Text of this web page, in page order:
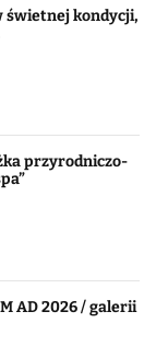
świetnej kondycji,
przyrodniczo-
AD 2026 / galerii